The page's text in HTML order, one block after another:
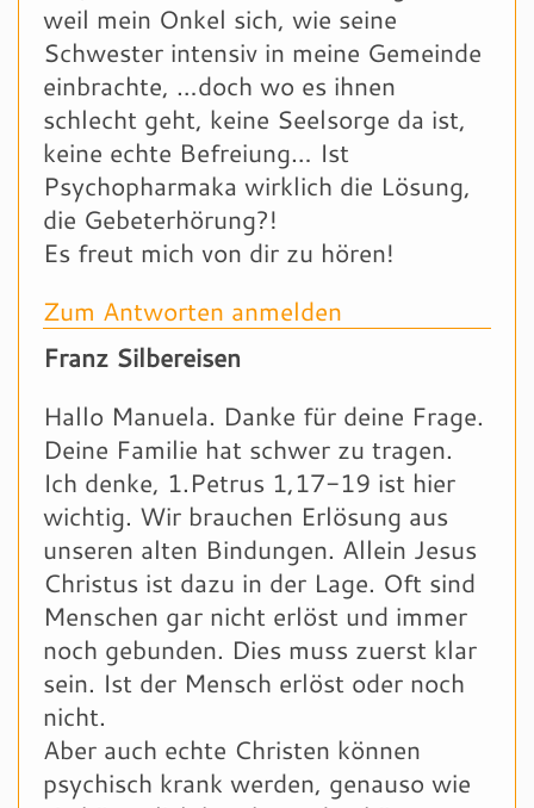
weil mein Onkel sich, wie seine
Schwester intensiv in meine Gemeinde
einbrachte, …doch wo es ihnen
schlecht geht, keine Seelsorge da ist,
keine echte Befreiung… Ist
Psychopharmaka wirklich die Lösung,
die Gebeterhörung?!
Es freut mich von dir zu hören!
Zum Antworten anmelden
Franz Silbereisen
Hallo Manuela. Danke für deine Frage.
Deine Familie hat schwer zu tragen.
Ich denke, 1.Petrus 1,17-19 ist hier
wichtig. Wir brauchen Erlösung aus
unseren alten Bindungen. Allein Jesus
Christus ist dazu in der Lage. Oft sind
Menschen gar nicht erlöst und immer
noch gebunden. Dies muss zuerst klar
sein. Ist der Mensch erlöst oder noch
nicht.
Aber auch echte Christen können
psychisch krank werden, genauso wie